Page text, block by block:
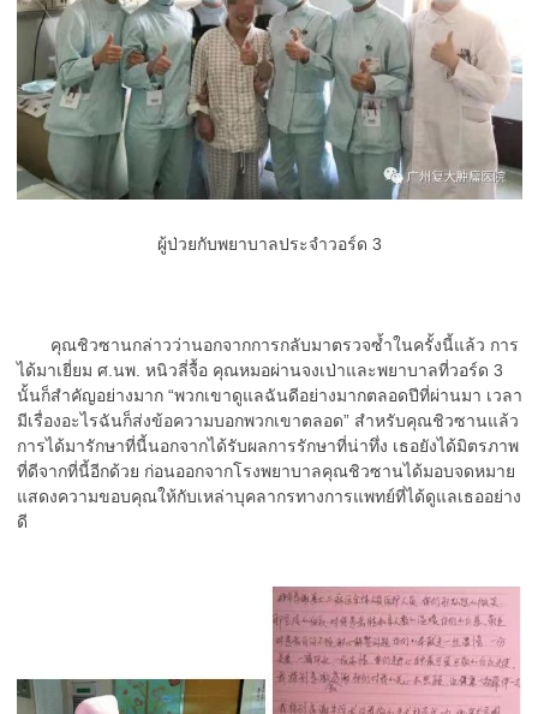
ผู้ป่วยกับพยาบาลประจำวอร์ด 3
คุณชิวซานกล่าวว่านอกจากการกลับมาตรวจซ้ำในครั้งนี้แล้ว การ
ได้มาเยี่ยม ศ.นพ. หนิวลี่จื้อ คุณหมอผ่านจงเป่าและพยาบาลที่วอร์ด 3
นั้นก็สำคัญอย่างมาก “พวกเขาดูแลฉันดีอย่างมากตลอดปีที่ผ่านมา เวลา
มีเรื่องอะไรฉันก็ส่งข้อความบอกพวกเขาตลอด” สำหรับคุณชิวซานแล้ว
การได้มารักษาที่นี้นอกจากได้รับผลการรักษาที่น่าทึ่ง เธอยังได้มิตรภาพ
ที่ดีจากที่นี้อีกด้วย ก่อนออกจากโรงพยาบาลคุณชิวซานได้มอบจดหมาย
แสดงความขอบคุณให้กับเหล่าบุคลากรทางการแพทย์ที่ได้ดูแลเธออย่าง
ดี